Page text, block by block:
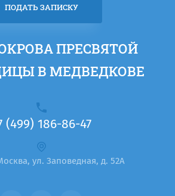
(499) 186-86-47
ул. Заповедная, д. 52А
ПРЕСВЯТОЙ
В МЕДВЕДКОВЕ
ПОДАТЬ ЗАПИСКУ